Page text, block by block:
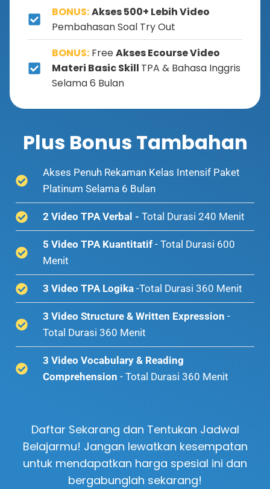
BONUS:Akses 500+ Lebih Video
Pembahasan Soal Try Out
BONUS:FreeAkses Ecourse Video
Materi Basic Skill TPA & Bahasa Inggris
Selama 6 Bulan
Plus Bonus Tambahan
Akses Penuh Rekaman Kelas Intensif Paket
Platinum Selama 6 Bulan
2 Video TPA Verbal - Total Durasi 240 Menit
5 Video TPA Kuantitatif - Total Durasi 600
Menit
3 Video TPA Logika -Total Durasi 360 Menit
3 Video Structure & Written Expression -
Total Durasi 360 Menit
3 Video Vocabulary & Reading
Comprehension - Total Durasi 360 Menit
Daftar Sekarang dan Tentukan Jadwal
Belajarmu! Jangan lewatkan kesempatan
untuk mendapatkan harga spesial ini dan
bergabunglah sekarang!